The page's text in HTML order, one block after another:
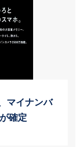
マイナンバ
確定